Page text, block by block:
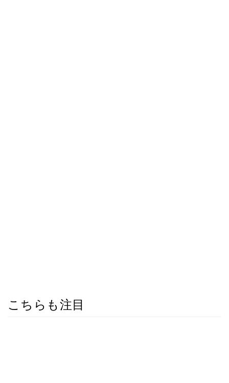
こちらも注目